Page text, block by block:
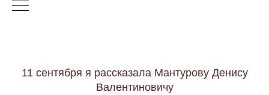
11 сентября я рассказала Мантурову Денису
Валентиновичу